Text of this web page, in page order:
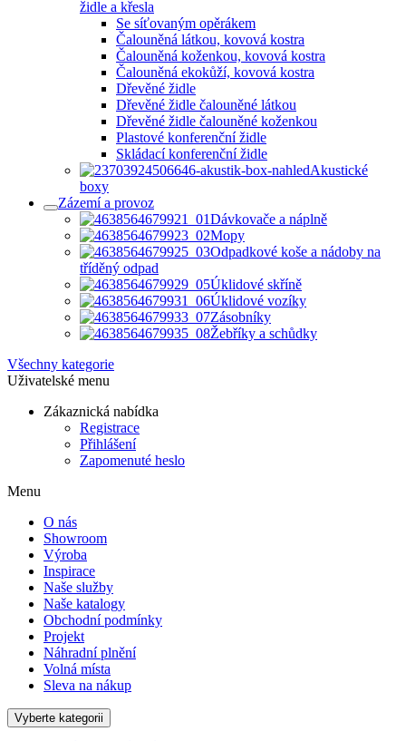
židle a křesla
Se síťovaným opěrákem
Čalouněná látkou, kovová kostra
Čalouněná koženkou, kovová kostra
Čalouněná ekokůží, kovová kostra
Dřevěné židle
Dřevěné židle čalouněné látkou
Dřevěné židle čalouněné koženkou
Plastové konferenční židle
Skládací konferenční židle
Akustické
boxy
Zázemí a provoz
Dávkovače a náplně
Mopy
Odpadkové koše a nádoby na
tříděný odpad
Úklidové skříně
Úklidové vozíky
Zásobníky
Žebříky a schůdky
Všechny kategorie
Uživatelské menu
Zákaznická nabídka
Registrace
Přihlášení
Zapomenuté heslo
Menu
O nás
Showroom
Výroba
Inspirace
Naše služby
Naše katalogy
Obchodní podmínky
Projekt
Náhradní plnění
Volná místa
Sleva na nákup
Vyberte kategorii